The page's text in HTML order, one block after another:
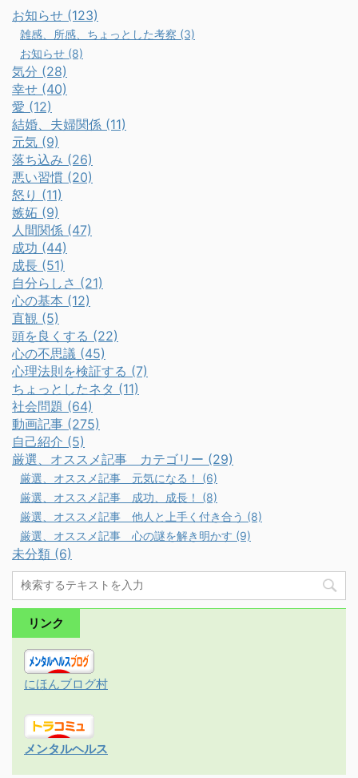
お知らせ (123)
雑感、所感、ちょっとした考察 (3)
お知らせ (8)
気分 (28)
幸せ (40)
愛 (12)
結婚、夫婦関係 (11)
元気 (9)
落ち込み (26)
悪い習慣 (20)
怒り (11)
嫉妬 (9)
人間関係 (47)
成功 (44)
成長 (51)
自分らしさ (21)
心の基本 (12)
直観 (5)
頭を良くする (22)
心の不思議 (45)
心理法則を検証する (7)
ちょっとしたネタ (11)
社会問題 (64)
動画記事 (275)
自己紹介 (5)
厳選、オススメ記事 カテゴリー (29)
厳選、オススメ記事 元気になる！ (6)
厳選、オススメ記事 成功、成長！ (8)
厳選、オススメ記事 他人と上手く付き合う (8)
厳選、オススメ記事 心の謎を解き明かす (9)
未分類 (6)
リンク
にほんブログ村
メンタルヘルス